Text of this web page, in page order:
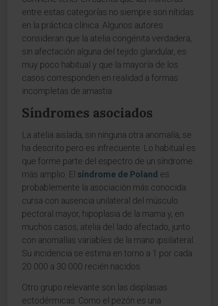
entre estas categorías no siempre son nítidas
en la práctica clínica. Algunos autores
consideran que la atelia congénita verdadera,
sin afectación alguna del tejido glandular, es
muy poco habitual y que la mayoría de los
casos corresponden en realidad a formas
incompletas de amastia.
Síndromes asociados
La atelia aislada, sin ninguna otra anomalía, se
ha descrito pero es infrecuente. Lo habitual es
que forme parte del espectro de un síndrome
más amplio. El síndrome de Poland es
probablemente la asociación más conocida:
cursa con ausencia unilateral del músculo
pectoral mayor, hipoplasia de la mama y, en
muchos casos, atelia del lado afectado, junto
con anomalías variables de la mano ipsilateral.
Su incidencia se estima en torno a 1 por cada
20 000 a 30 000 recién nacidos.
Otro grupo relevante son las displasias
ectodérmicas. Como el pezón es una